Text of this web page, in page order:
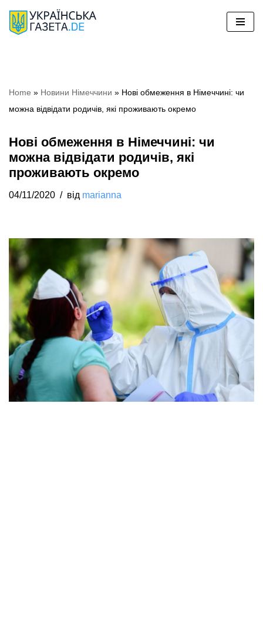
Перейти
Home » Новини Німеччини » Нові обмеження в Німеччині: чи
можна відвідати родичів, які проживають окремо
Нові обмеження в Німеччині: чи
можна відвідати родичів, які
проживають окремо
04/11/2020 від marianna